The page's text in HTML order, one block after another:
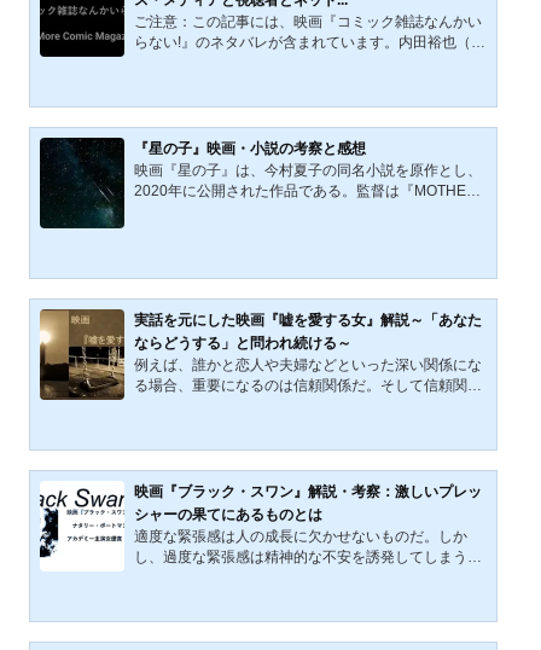
が扮しました。血と犯罪とバイオレンスに手を染めな
がらも一瞬、何を考えているのか分からない不気味な
ご注意：この記事には、映画『コミック雑誌なんかい
らない!』のネタバレが含まれています。内田裕也（1
年に公開されたゲリラ撮影手法を使うドキュメンタリ
ー調の映画である。映画『コミック雑誌なんかいらな
い!』は、マス・メディアと大衆、商品としての情報の
送り手（マスコミ）と情報を受け消費する大衆（視聴
者）の共犯関係、共依存関係を不良の眼と反骨精神を
『星の子』映画・小説の考察と感想
映画『星の子』は、今村夏子の同名小説を原作とし、
2020年に公開された作品である。監督は『MOTHER
とは何か、人は何を拠り所にして生きるのか。本作
は、静かな光の中にそうした問いを浮かび上がらせ
る。 原作が持つ淡々とした筆致と、一人称の語りが生
み出す孤独感は、映画で...
実話を元にした映画『嘘を愛する女』解説～「あなた
ならどうする」と問われ続ける～
例えば、誰かと恋人や夫婦などといった深い関係にな
る場合、重要になるのは信頼関係だ。そして信頼関係
境で育ち、どんな仕事をしているのか。そして何よ
り、その人の性格は、長い時間を共に過ごす人物とし
て信用できるものなのか。しかし、どれだけ親密にな
ったとしても、明かされない秘密というものが人間に
はある。今回取り上げて行く映画『嘘を愛する女』
は、そんな秘密を抱える男と、その秘密を解き明かそ
映画『ブラック・スワン』解説・考察：激しいプレッ
シャーの果てにあるものとは
適度な緊張感は人の成長に欠かせないものだ。しか
し、過度な緊張感は精神的な不安を誘発してしまう。
張とプレッシャーに押しつぶされていく１人のバレエ
ダンサーが描かれている。何かと話題になった作品で